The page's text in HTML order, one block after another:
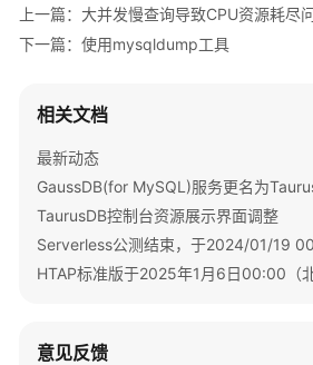
费
说
快
速
门
内
核
上一篇：大并发慢查询导致CPU资源耗尽
下一篇：使用mysqldump工具
相关文档
最新动态
GaussDB(for MySQL)服务更名为
TaurusDB控制台资源展示界面调整
HTAP标准版于2025年1月6日00:00（
意见反馈